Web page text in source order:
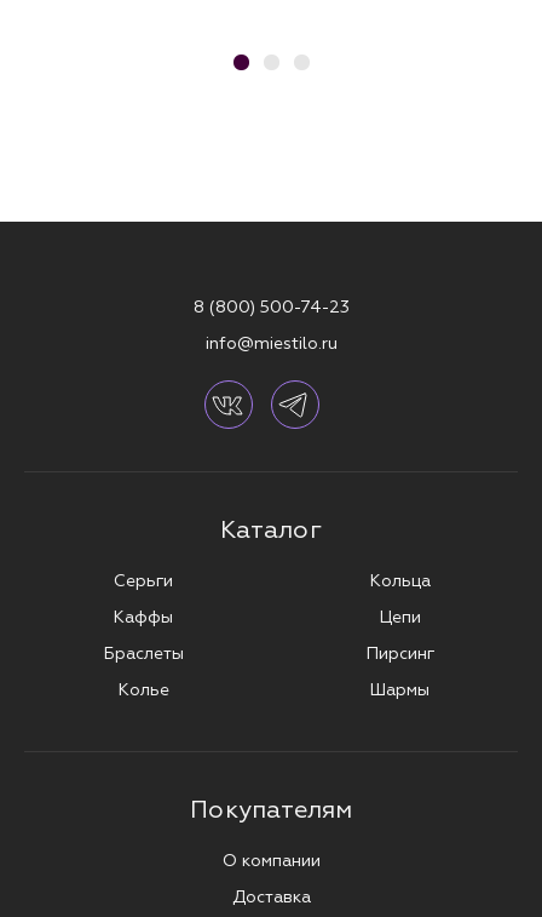
8 (800) 500-74-23
info@miestilo.ru
Каталог
Серьги
Каффы
Браслеты
Колье
Кольца
Цепи
Пирсинг
Шармы
Покупателям
О компании
Доставка